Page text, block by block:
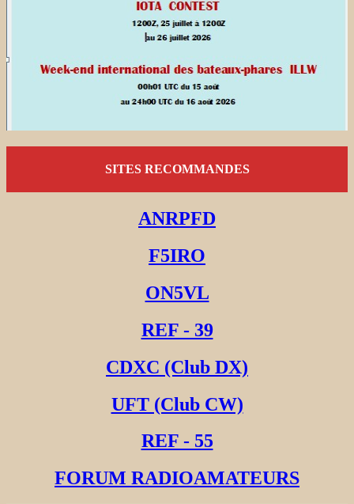
SITES RECOMMANDES
ANRPFD
F5IRO
ON5VL
REF - 39
CDXC (Club DX)
UFT (Club CW)
REF - 55
FORUM RADIOAMATEURS